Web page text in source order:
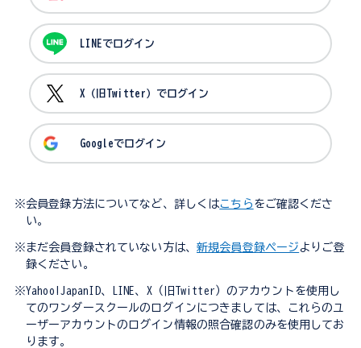
LINEでログイン
X（旧Twitter）でログイン
Googleでログイン
※会員登録方法についてなど、詳しくはこちら をご確認くださ
い。
※まだ会員登録されていない方は、 新規会員登録ページ よりご登
録ください。
※Yahoo!JapanID、LINE、X（旧Twitter）のアカウントを使用し
てのワンダースクールのログインにつきましては、これらのユ
ーザーアカウントのログイン情報の照合確認のみを使用してお
ります。